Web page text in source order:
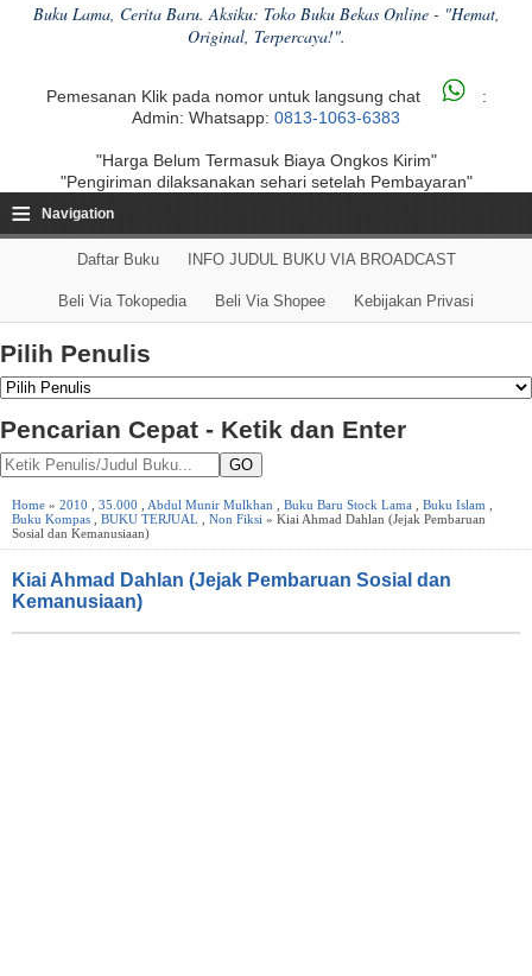
Buku Lama, Cerita Baru. Aksiku: Toko Buku Bekas Online - "Hemat,
Original, Terpercaya!".
Pemesanan Klik pada nomor untuk langsung chat
:
Admin: Whatsapp: 0813-1063-6383
"Harga Belum Termasuk Biaya Ongkos Kirim"
"Pengiriman dilaksanakan sehari setelah Pembayaran"
≡ Navigation
Daftar Buku INFO JUDUL BUKU VIA BROADCAST
Beli Via Tokopedia Beli Via Shopee Kebijakan Privasi
Pilih Penulis
Pencarian Cepat - Ketik dan Enter
GO
Home » 2010 35.000 Abdul Munir Mulkhan Buku Baru Stock Lama Buku Islam
Buku Kompas
BUKU TERJUAL Non Fiksi » Kiai Ahmad Dahlan (Jejak Pembaruan
Sosial dan Kemanusiaan)
Kiai Ahmad Dahlan (Jejak Pembaruan Sosial dan
Kemanusiaan)